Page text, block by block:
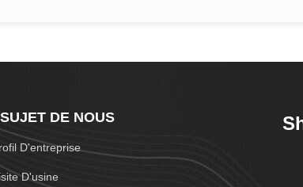
DE NOUS
D'entreprise
D'usine